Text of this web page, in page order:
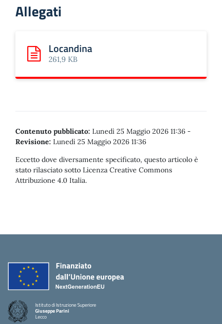
Allegati
Scarica: Locandina
Locandina
261,9 KB
Contenuto pubblicato: Lunedì 25 Maggio 2026 11:36 -
Revisione: Lunedì 25 Maggio 2026 11:36
Eccetto dove diversamente specificato, questo articolo è
stato rilasciato sotto Licenza Creative Commons
Attribuzione 4.0 Italia.
Istituto di Istruzione Superiore
Giuseppe Parini
Lecco